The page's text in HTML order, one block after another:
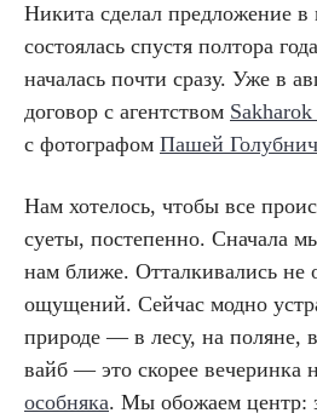
Никита сделал предложение в
состоялась спустя полтора
началась почти сразу. Уже в
договор с агентством
с фотографом Пашей
Нам хотелось, чтобы все
суеты, постепенно. Сначала
нам ближе. Отталкивались не
ощущений. Сейчас модно
природе — в лесу, на поляне,
вайб — это скорее вечеринка
особняка. Мы обожаем центр: